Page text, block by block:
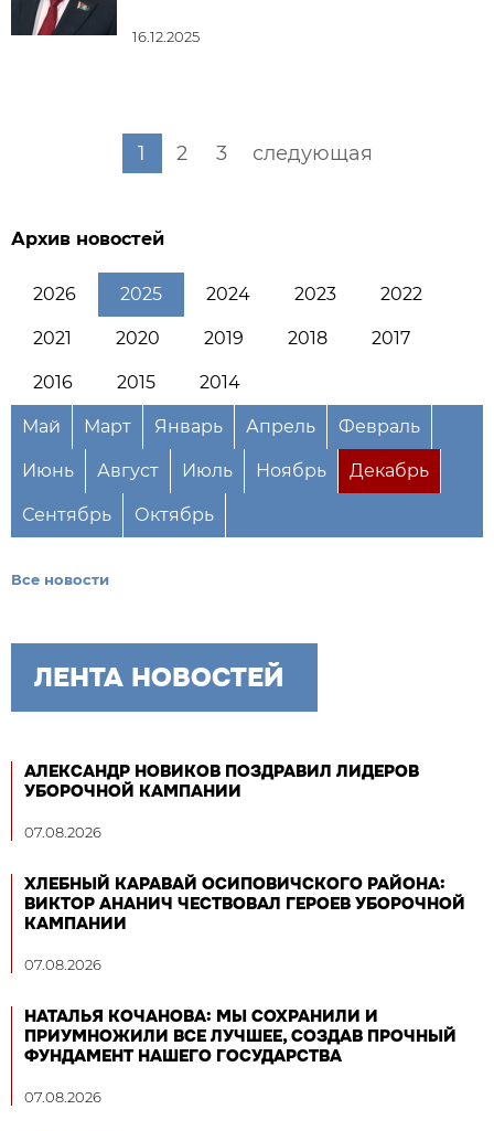
16.12.2025
1 2 3 следующая
Архив новостей
2026 2025 2024 2023 2022
2021 2020 2019 2018 2017
2016 2015 2014
Май Март Январь Апрель Февраль
Июнь Август Июль Ноябрь Декабрь
Сентябрь Октябрь
Все новости
ЛЕНТА НОВОСТЕЙ
АЛЕКСАНДР НОВИКОВ ПОЗДРАВИЛ ЛИДЕРОВ
УБОРОЧНОЙ КАМПАНИИ
07.08.2026
ХЛЕБНЫЙ КАРАВАЙ ОСИПОВИЧСКОГО РАЙОНА:
ВИКТОР АНАНИЧ ЧЕСТВОВАЛ ГЕРОЕВ УБОРОЧНОЙ
КАМПАНИИ
07.08.2026
НАТАЛЬЯ КОЧАНОВА: МЫ СОХРАНИЛИ И
ПРИУМНОЖИЛИ ВСЕ ЛУЧШЕЕ, СОЗДАВ ПРОЧНЫЙ
ФУНДАМЕНТ НАШЕГО ГОСУДАРСТВА
07.08.2026